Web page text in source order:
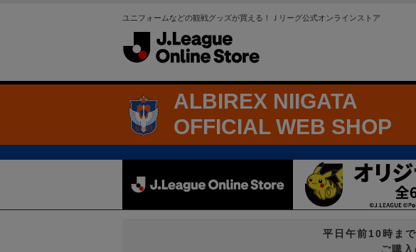
ユニフォームなどの観戦グッズが買える！Ｊリーグ公式オンラインストア
ALBIREX NIIGATA
OFFICIAL WEB SHOP
平日午前10時ま
ご購